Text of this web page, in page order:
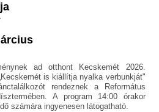
ad otthont Kecskemét 2026.
is kiállítja nyalka verbunkját"
rendeznek a Református
A program 14:00 órakor
számára ingyenesen látogatható.